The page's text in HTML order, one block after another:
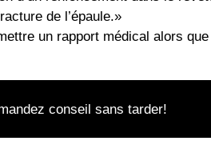
de l’épaule.»
un rapport médical alors que
conseil sans tarder!